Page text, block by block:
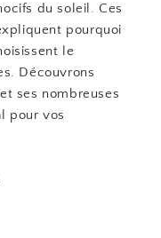
du soleil. Ces
pourquoi
le
Découvrons
ses nombreuses
pour vos